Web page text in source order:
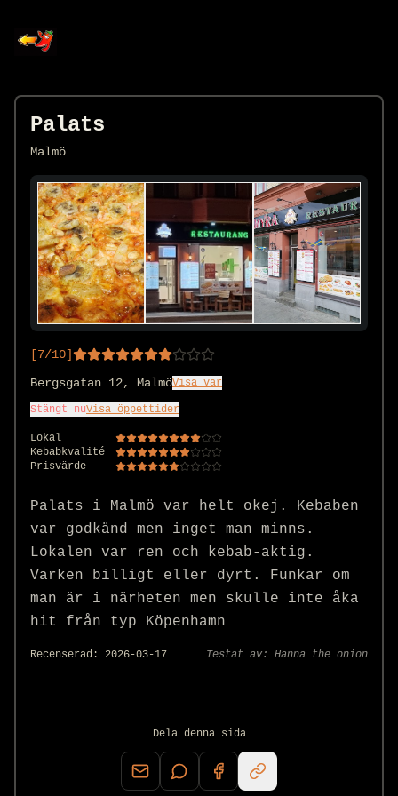
Palats
Malmö
[7/10]
Bergsgatan 12, MalmöVisa var
Stängt nuVisa öppettider
Lokal
Kebabkvalité
Prisvärde
Palats i Malmö var helt okej. Kebaben
var godkänd men inget man minns.
Lokalen var ren och kebab-aktig.
Varken billigt eller dyrt. Funkar om
man är i närheten men skulle inte åka
hit från typ Köpenhamn
Recenserad: 2026-03-17 Testat av: Hanna the onion
Dela denna sida